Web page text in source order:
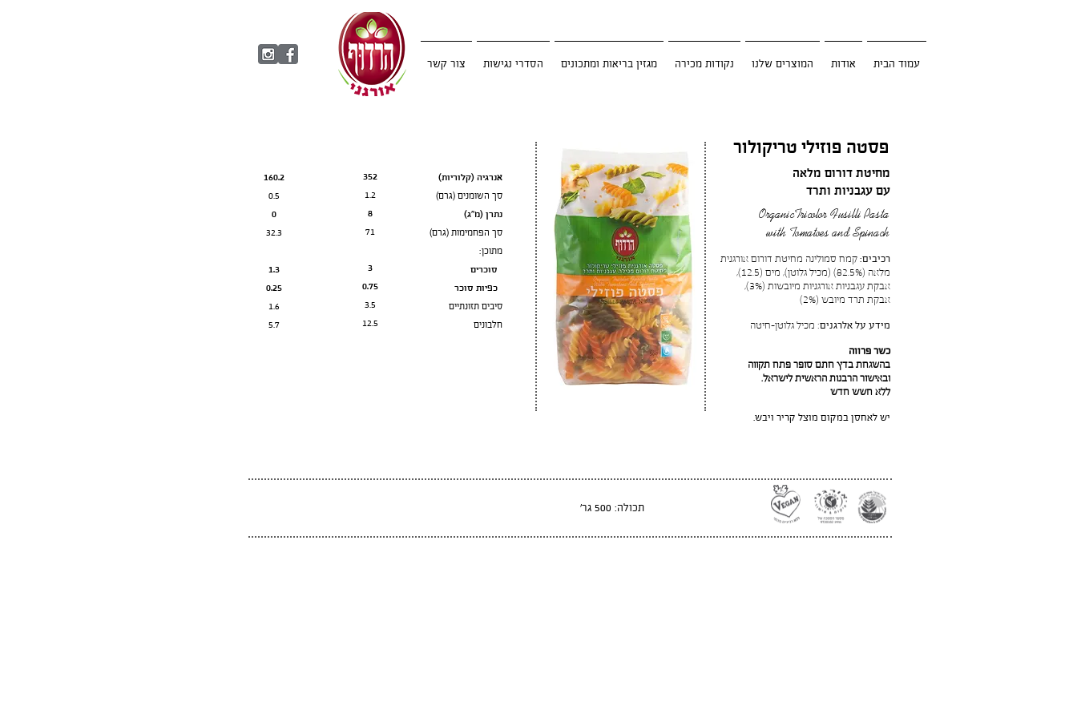
עמוד הבית אודות המוצרים שלנו נקודות מכירה מגזין בריאות ומתכונים הסדרי נגישות צור קשר
אנרגיה (קלוריות)
סך השומנים (גרם)
נתרן (מ״ג)
סך הפחמימות (גרם)
מתוכן:
סוכרים
כפיות סוכר
סיבים תזונתיים
חלבונים
352
1.2
8
71
3
0.75
3.5
12.5
160.2
0.5
0
32.3
1.3
0.25
1.6
5.7
פסטה פוזילי טריקולור
מחיטת דורום מלאה
עם עגבניות ותרד
OrganicTricolor Fusilli Pasta
with Tomatoes and Spinach
רכיבים:קמח סמולינה מחיטת דורום אורגנית
מלאה (82.5%) (מכיל גלוטן), מים (12.5),
אבקת עגבניות אורגניות מיובשות (3%),
אבקת תרד מיובש (2%)
מידע על אלרגנים: מכיל גלוטן-חיטה
כשר פרווה
בהשגחת בדץ חתם סופר פתח תקווה
ובאישור הרבנות הראשית לישראל.
ללא חשש חדש
יש לאחסן במקום מוצל קריר ויבש.
תכולה: 500 גר׳